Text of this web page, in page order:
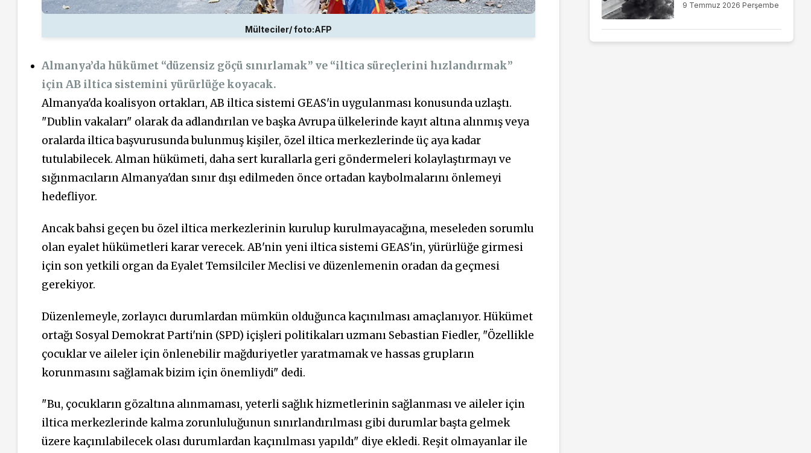
Mülteciler/ foto:AFP
Almanya’da hükümet “düzensiz göçü sınırlamak” ve “iltica süreçlerini hızlandırmak”
için AB iltica sistemini yürürlüğe koyacak.
Almanya'da koalisyon ortakları, AB iltica sistemi GEAS'in uygulanması konusunda uzlaştı.
"Dublin vakaları" olarak da adlandırılan ve başka Avrupa ülkelerinde kayıt altına alınmış veya
oralarda iltica başvurusunda bulunmuş kişiler, özel iltica merkezlerinde üç aya kadar
tutulabilecek. Alman hükümeti, daha sert kurallarla geri göndermeleri kolaylaştırmayı ve
sığınmacıların Almanya'dan sınır dışı edilmeden önce ortadan kaybolmalarını önlemeyi
hedefliyor.
Ancak bahsi geçen bu özel iltica merkezlerinin kurulup kurulmayacağına, meseleden sorumlu
olan eyalet hükümetleri karar verecek. AB'nin yeni iltica sistemi GEAS'in, yürürlüğe girmesi
için son yetkili organ da Eyalet Temsilciler Meclisi ve düzenlemenin oradan da geçmesi
gerekiyor.
Düzenlemeyle, zorlayıcı durumlardan mümkün olduğunca kaçınılması amaçlanıyor. Hükümet
ortağı Sosyal Demokrat Parti'nin (SPD) içişleri politikaları uzmanı Sebastian Fiedler, "Özellikle
çocuklar ve aileler için önlenebilir mağduriyetler yaratmamak ve hassas grupların
korunmasını sağlamak bizim için önemliydi" dedi.
"Bu, çocukların gözaltına alınmaması, yeterli sağlık hizmetlerinin sağlanması ve aileler için
iltica merkezlerinde kalma zorunluluğunun sınırlandırılması gibi durumlar başta gelmek
üzere kaçınılabilecek olası durumlardan kaçınılması yapıldı" diye ekledi. Reşit olmayanlar ile
9 Temmuz 2026 Perşembe